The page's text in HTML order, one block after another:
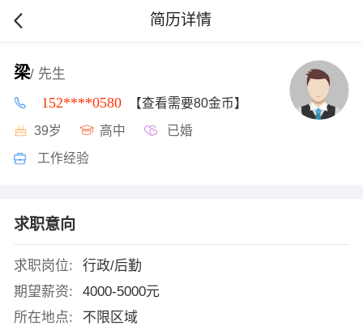
简历详情
梁/ 先生
152****0580 【查看需要80金币】
39岁 高中 已婚
工作经验
求职意向
求职岗位:
行政/后勤
期望薪资:
4000-5000元
所在地点:
不限区域